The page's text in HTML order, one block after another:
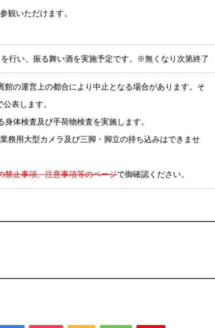
観いただけます。
行い、振る舞い酒を実施予定です。※無くなり次第終了
館の運営上の都合により中止となる場合があります。そ
表します。
体検査及び手荷物検査を実施します。
務用大型カメラ及び三脚・脚立の持ち込みはできませ
禁止事項、注意事項等のページで御確認ください。